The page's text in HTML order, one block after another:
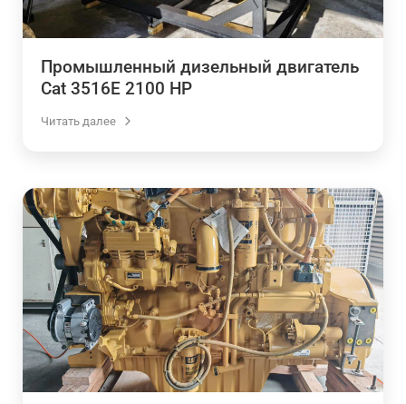
Промышленный дизельный двигатель
Cat 3516E 2100 HP
Читать далее